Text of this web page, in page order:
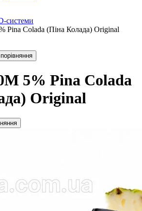
системи
Pina Colada (Піна Колада) Оriginal
5% Pina Colada
Оriginal